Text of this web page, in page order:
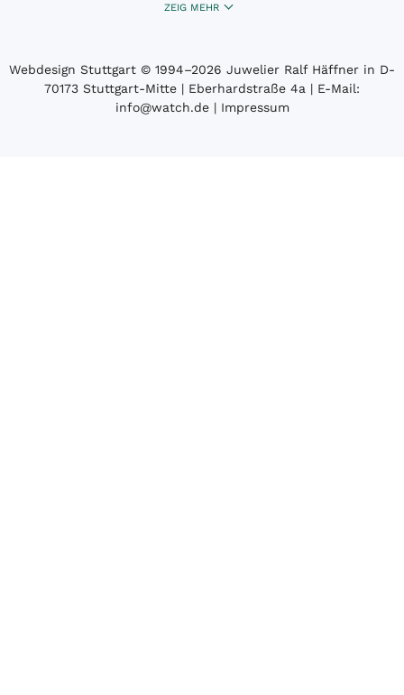
ZEIG MEHR
Webdesign Stuttgart © 1994­–2026 Juwelier Ralf Häffner in D-
70173 Stuttgart-Mitte | Eberhardstraße 4a | E-Mail:
info@watch.de|Impressum